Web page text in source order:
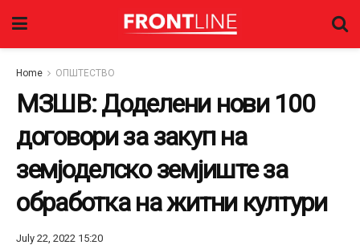
Home ОПШТЕСТВО
МЗШВ: Доделени нови 100
договори за закуп на
земјоделско земјиште за
обработка на житни култури
July 22, 2022 15:20